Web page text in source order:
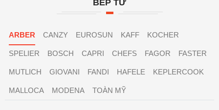
BẾP TỪ
ARBER CANZY EUROSUN KAFF KOCHER
SPELIER BOSCH CAPRI CHEFS FAGOR FASTER
MUTLICH GIOVANI FANDI HAFELE KEPLERCOOK
MALLOCA MODENA TOÀN MỸ